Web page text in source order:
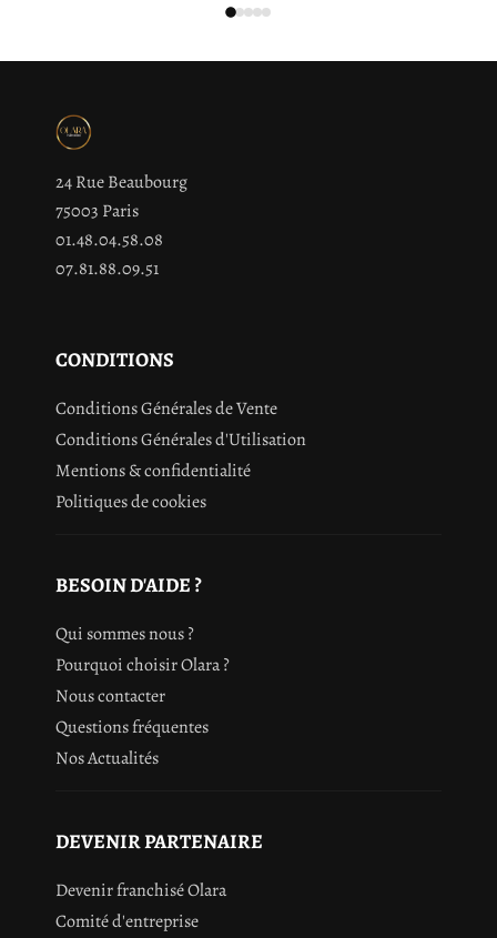
24 Rue Beaubourg
75003 Paris
01.48.04.58.08
07.81.88.09.51
CONDITIONS
Conditions Générales de Vente
Conditions Générales d'Utilisation
Mentions & confidentialité
Politiques de cookies
BESOIN D'AIDE ?
Qui sommes nous ?
Pourquoi choisir Olara ?
Nous contacter
Questions fréquentes
Nos Actualités
DEVENIR PARTENAIRE
Devenir franchisé Olara
Comité d'entreprise